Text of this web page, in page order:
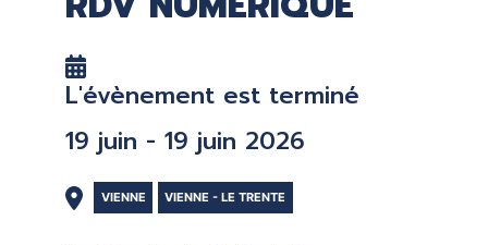
MAO - MUSIQUE ASSISTÉE PAR
ORDINATEUR
PORTAGE À DOMICILE
DOCUMENTS
PROLONGER - RÉSERVER
EN CAS DE RETARD
MON COMPTE LECTEUR
POUR LES PROS
L'évènement est terminé
19 juin - 19 juin 2026
VIENNE VIENNE - LE TRENTE